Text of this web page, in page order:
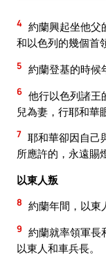
4 約蘭興起坐他父
和以色列的幾個首
5 約蘭登基的時候
6 他行以色列諸王
兒為妻，行耶和華
7 耶和華卻因自己
所應許的，永遠賜
以東人叛
8 約蘭年間，以東
9 約蘭就率領軍長
以東人和車兵長。